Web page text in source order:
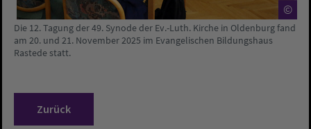
©
Die 12. Tagung der 49. Synode der Ev.-Luth. Kirche in Oldenburg fand
am 20. und 21. November 2025 im Evangelischen Bildungshaus
Rastede statt.
Zurück